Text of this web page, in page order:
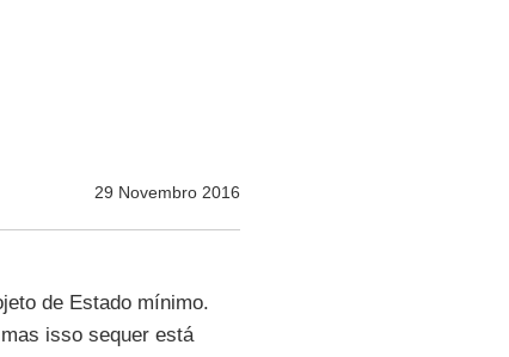
29 Novembro 2016
de Estado mínimo.
isso sequer está